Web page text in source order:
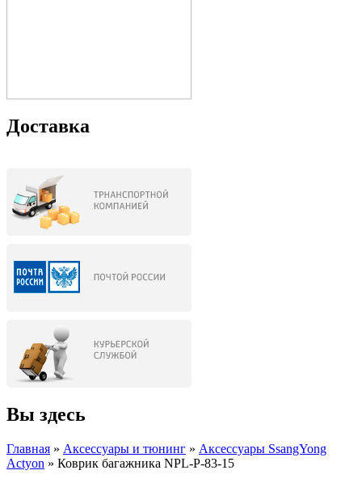
Доставка
Вы здесь
Главная » Аксессуары и тюнинг » Аксессуары SsangYong
Actyon » Коврик багажника NPL-P-83-15